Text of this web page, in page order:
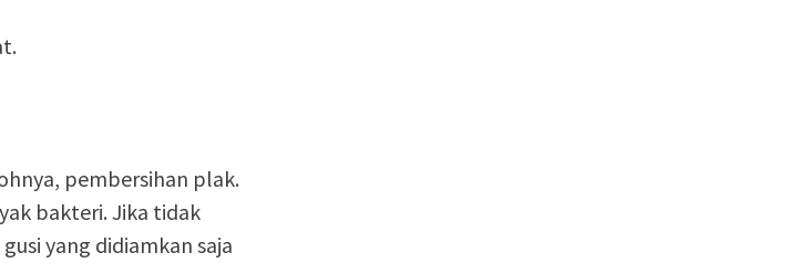
pembersihan plak.
bakteri. Jika tidak
yang didiamkan saja